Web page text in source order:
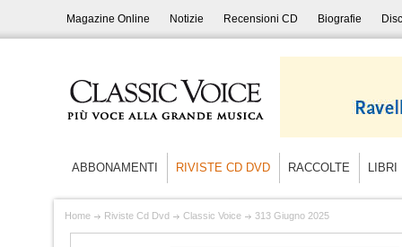
Magazine Online Notizie Recensioni CD Biografie
ABBONAMENTI RIVISTE CD DVD RACCOLTE LIBRI
Home Riviste Cd Dvd Classic Voice 313 Giugno 2025